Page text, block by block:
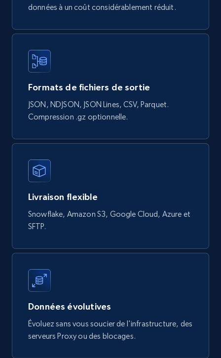
URL, Product id, Title, Final price, Initial price,
Currency, Rating, Reviews count, and more.
822+
Wayfair products
Initial price, Discount, Final price, and more.
eCommerce
Digikey - Products
Product url, Category url, Part number,
Description, Manufacturer, Manufacturer url,
Datasheet url, Rohs compliant, and more.
données à un coût considérablement réduit.
Formats de fichiers de sortie
JSON, NDJSON, JSON Lines, CSV, Parquet.
Compression .gz optionnelle.
Livraison flexible
Snowflake, Amazon S3, Google Cloud, Azure et
SFTP.
Données évolutives
Évoluez sans vous soucier de l'infrastructure, des
serveurs Proxy ou des blocages.